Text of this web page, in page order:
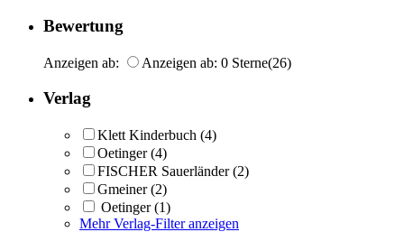
Bewertung
Anzeigen ab: Anzeigen ab: 0 Sterne(26)
Verlag
Klett Kinderbuch (4)
Oetinger(4)
FISCHER Sauerländer (2)
Gmeiner (2)
Oetinger (1)
Mehr Verlag-Filter anzeigen